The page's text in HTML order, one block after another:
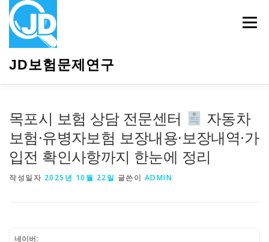
JD보험문제연구
메뉴
목포시 보험 상담 전문센터
자동차
보험·유병자보험 보장내용·보장내역·가
입전 확인사항까지 한눈에 정리
작성일자 2025년 10월 22일 글쓴이 ADMIN
네이버: